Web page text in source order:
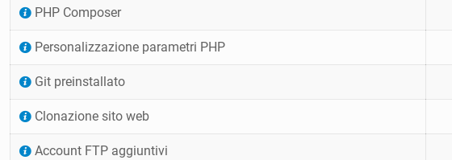
PHP Composer
Personalizzazione parametri PHP
Git preinstallato
Clonazione sito web
Account FTP aggiuntivi